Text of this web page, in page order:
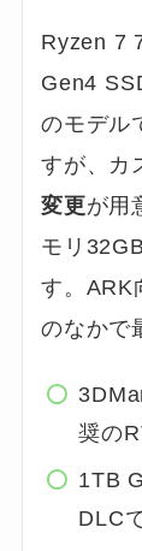
Ryzen 7
Gen4
のモデル
すが、カ
変更が用
モリ
す。ARK
のなかで
奨の
1TB
DLC